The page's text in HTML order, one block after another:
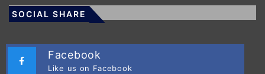
SOCIAL SHARE
Facebook
Like us on Facebook